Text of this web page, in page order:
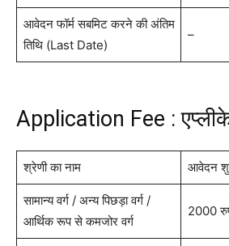
आवेदन फॉर्म सबमिट करने की अंतिम
तिथि (Last Date)
–
Application Fee :
श्रेणी का नाम आवेदन
सामान्य वर्ग / अन्य पिछड़ा वर्ग /
आर्थिक रूप से कमजोर वर्ग
2000